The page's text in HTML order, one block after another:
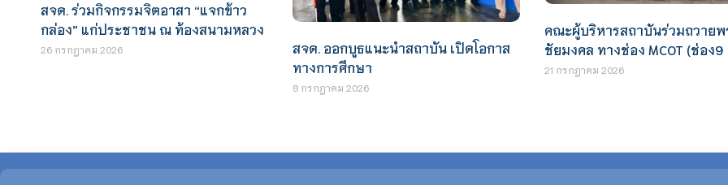
สจด. ร่วมกิจกรรมจิตอาสา “แจกข้าว
กล่อง” แก่ประชาชน ณ ท้องสนามหลวง
26 กรกฎาคม 2026
สจด. ออกบูธแนะนำสถาบัน เปิดโอกาส
ทางการศึกษา
8 กรกฎาคม 2026
คณะผู้บริหารสถาบันร่วมถวาย
ชัยมงคล ทางช่อง MCOT (ช่อง9
21 กรกฎาคม 2026